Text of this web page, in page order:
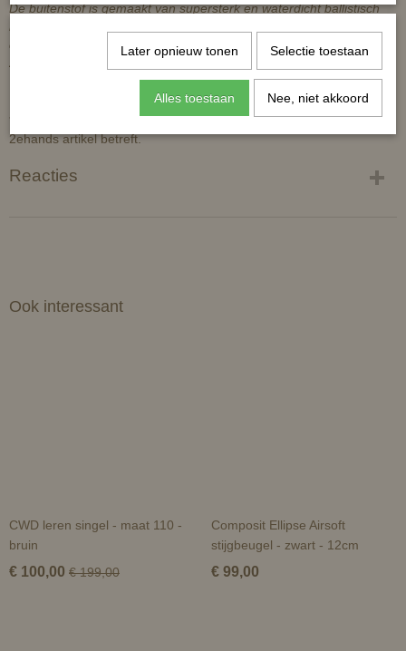
De buitenstof is gemaakt van supersterk en waterdicht ballistisch
nylon. De voering van deze deken is thermo-bonded dat wil zeggen
dat de vulling een geheel vormt met de Stay-Dry voering en niet
zoals de meeste dekens plaatselijk aan de voering is gestikt.
*er is geen BTW te verrekenen op dit artikel, omdat het een
2ehands artikel betreft.
Reacties
Ook interessant
CWD leren singel - maat 110 -
bruin
€ 100,00 € 199,00
Composit Ellipse Airsoft
stijgbeugel - zwart - 12cm
€ 99,00
Later opnieuw tonen Selectie toestaan
Alles toestaan Nee, niet akkoord